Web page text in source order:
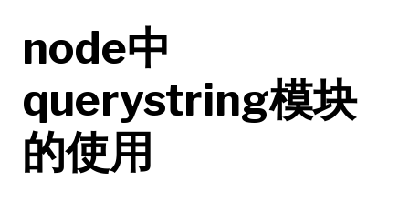
node中
querystring模块
的使用